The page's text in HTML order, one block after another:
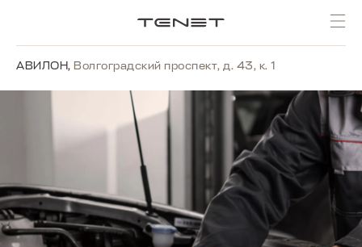
АВИЛОН, Волгоградский проспект, д. 43, к. 1